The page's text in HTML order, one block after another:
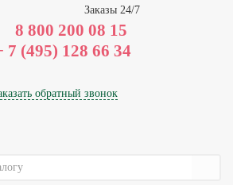
Заказы 24/7
8 800 200 08 15
обратный звонок